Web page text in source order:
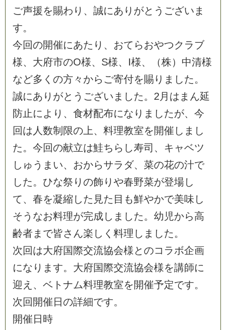
ご声援を賜わ り 、 誠にあ り がと う ござい ま
す。
今回の開催にあた り 、 おて ら おやつク ラブ
様、 大府市のO様、 S様、 I様、 （株） 中清様
など多 く の方々 から ご寄付を賜 り ま した。
誠にあ り がと う ござい ま した。 2 月 は ま ん延
防止に よ り 、 食材配布にな り ま したが、 今
回は 人数制 限の 上、 料理教室を開催 し ま し
た。 今回の献立は鮭ち ら し寿司 、 キ ャベツ
し ゅ う ま い、 おからサラ ダ、 菜の花の汁で
した。 ひな祭 り の飾 り や春野菜が登場し
て、 春を凝縮 した 見た 目 も鮮やかで美味 し
そ う なお料理が完成 し ま した。 幼 児から高
齢者ま で皆さ ん楽 し く 料理 し ま した。
次 回は大府国 際交流協会様とのコ ラボ企画
にな り ま す。 大府国 際交流協会様を講師に
迎 え 、 ベ ト ナム料理教室を開催予定です。
次 回 開催 日 の詳細です。
開催 日 時